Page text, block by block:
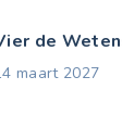
de
maart 2027